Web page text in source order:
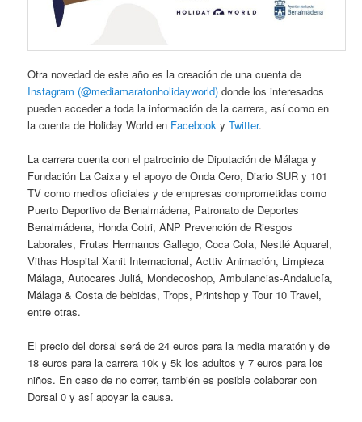
Otra novedad de este año es la creación de una cuenta de
Instagram (@mediamaratonholidayworld) donde los interesados
pueden acceder a toda la información de la carrera, así como en
la cuenta de Holiday World en Facebook yTwitter.
La carrera cuenta con el patrocinio de Diputación de Málaga y
Fundación La Caixa y el apoyo de Onda Cero, Diario SUR y 101
TV como medios oficiales y de empresas comprometidas como
Puerto Deportivo de Benalmádena, Patronato de Deportes
Benalmádena, Honda Cotri, ANP Prevención de Riesgos
Laborales, Frutas Hermanos Gallego, Coca Cola, Nestlé Aquarel,
Vithas Hospital Xanit Internacional, Acttiv Animación, Limpieza
Málaga, Autocares Juliá, Mondecoshop, Ambulancias-Andalucía,
Málaga & Costa de bebidas, Trops, Printshop y Tour 10 Travel,
entre otras.
El precio del dorsal será de 24 euros para la media maratón y de
18 euros para la carrera 10k y 5k los adultos y 7 euros para los
niños. En caso de no correr, también es posible colaborar con
Dorsal 0 y así apoyar la causa.